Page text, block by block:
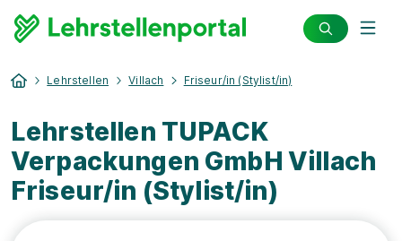
Lehrstellen Villach Friseur/in (Stylist/in)
Lehrstellen TUPACK
Verpackungen GmbH Villach
Friseur/in (Stylist/in)